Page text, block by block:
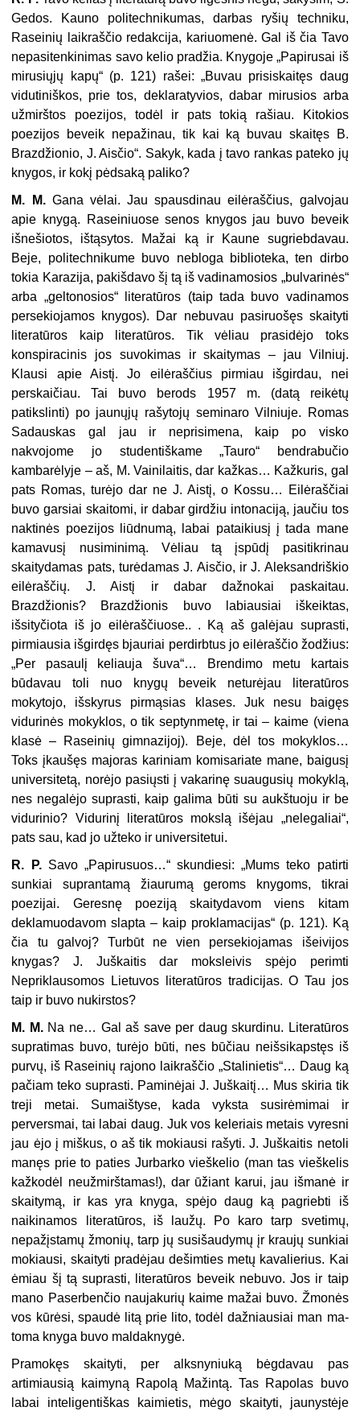
Gedos. Kauno politechnikumas, darbas ryšių techniku,
Raseinių laikraščio redakcija, kariuomenė. Gal iš čia Tavo
nepasitenkinimas savo kelio pradžia. Knygoje „Papirusai iš
mirusiųjų kapų“ (p. 121) rašei: „Buvau prisiskaitęs daug
vidutiniškos, prie tos, deklaratyvios, dabar mirusios arba
užmirštos poezijos, todėl ir pats tokią rašiau. Kitokios
poezijos beveik nepažinau, tik kai ką buvau skaitęs B.
Brazdžionio, J. Aisčio“. Sakyk, kada į tavo rankas pateko jų
knygos, ir kokį pėdsaką paliko?
M. M.Gana vėlai. Jau spausdinau eilėraščius, galvojau
apie knygą. Raseiniuose senos knygos jau buvo beveik
išnešiotos, ištąsytos. Mažai ką ir Kaune sugriebdavau.
Beje, politechnikume buvo nebloga biblioteka, ten dirbo
tokia Karazija, pakišdavo šį tą iš vadinamosios „bulvarinės“
arba „geltonosios“ literatūros (taip tada buvo vadinamos
persekiojamos knygos). Dar nebuvau pasiruošęs skaityti
literatūros kaip literatūros. Tik vėliau prasidėjo toks
konspiracinis jos suvokimas ir skaitymas – jau Vilniuj.
Klausi apie Aistį. Jo eilėraščius pirmiau išgirdau, nei
perskaičiau. Tai buvo berods 1957 m. (datą reikėtų
patikslinti) po jaunųjų rašytojų seminaro Vilniuje. Romas
Sadauskas gal jau ir neprisimena, kaip po visko
nakvojome jo studentiškame „Tauro“ bendrabučio
kambarėlyje – aš, M. Vainilaitis, dar kažkas… Kažkuris, gal
pats Romas, turėjo dar ne J. Aistį, o Kossu… Eilėraščiai
buvo garsiai skaitomi, ir dabar girdžiu intonaciją, jaučiu tos
naktinės poezijos liūdnumą, labai pataikiusį į tada mane
kamavusį nusiminimą. Vėliau tą įspūdį pasitikrinau
skaitydamas pats, turėdamas J. Aisčio, ir J. Aleksandriškio
eilėraščių. J. Aistį ir dabar dažnokai paskaitau.
Brazdžionis? Brazdžionis buvo labiausiai iškeiktas,
išsityčiota iš jo eilėraščiuose.. . Ką aš galėjau suprasti,
pirmiausia išgirdęs bjauriai perdirbtus jo eilėraščio žodžius:
„Per pasaulį keliauja šuva“… Brendimo metu kartais
būdavau toli nuo knygų beveik neturėjau literatūros
mokytojo, išskyrus pirmąsias klases. Juk nesu baigęs
vidurinės mokyklos, o tik septynmetę, ir tai – kaime (viena
klasė – Raseinių gimnazijoj). Beje, dėl tos mokyklos…
Toks įkaušęs majoras kariniam komisariate mane, baigusį
universitetą, norėjo pasiųsti į vakarinę suaugusių mokyklą,
nes negalėjo suprasti, kaip galima būti su aukštuoju ir be
vidurinio? Vidurinį literatūros mokslą išėjau „nelegaliai“,
pats sau, kad jo užteko ir universitetui.
R. P. Savo „Papirusuos…“ skundiesi: „Mums teko patirti
sunkiai suprantamą žiaurumą geroms knygoms, tikrai
poezijai. Geresnę poeziją skaitydavom viens kitam
deklamuodavom slapta – kaip proklamacijas“ (p. 121). Ką
čia tu galvoj? Turbūt ne vien persekiojamas išeivijos
knygas? J. Juškaitis dar moksleivis spėjo perimti
Nepriklausomos Lietuvos literatūros tradicijas. O Tau jos
taip ir buvo nukirstos?
M. M.Na ne… Gal aš save per daug skurdinu. Literatūros
supratimas buvo, turėjo būti, nes būčiau neišsikapstęs iš
purvų, iš Raseinių rajono laikraščio „Stalinietis“… Daug ką
pačiam teko suprasti. Paminėjai J. Juškaitį… Mus skiria tik
treji metai. Sumaištyse, kada vyksta susirėmimai ir
perversmai, tai labai daug. Juk vos keleriais metais vyresni
jau ėjo į miškus, o aš tik mokiausi rašyti. J. Juškaitis netoli
manęs prie to paties Jurbarko vieškelio (man tas vieškelis
kažkodėl neužmirštamas!), dar ūžiant karui, jau išmanė ir
skaitymą, ir kas yra knyga, spėjo daug ką pagriebti iš
naikinamos literatūros, iš laužų. Po karo tarp svetimų,
nepažįstamų žmonių, tarp jų susišaudymų įr kraujų sunkiai
mo­kiausi, skaityti pradėjau dešimties metų kavalierius. Kai
ėmiau šį tą suprasti, literatūros beveik nebuvo. Jos ir taip
mano Paserbenčio naujakurių kaime mažai buvo. Žmonės
vos kūrėsi, spaudė litą prie lito, todėl dažniausiai man ma­
toma knyga buvo maldaknygė.
Pramokęs skaityti, per alksnyniuką bėgdavau pas
artimiausią kaimyną Rapolą Mažintą. Tas Rapolas buvo
labai inteligentiškas kaimietis, mėgo skaityti, jaunystėje